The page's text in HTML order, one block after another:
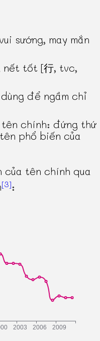
sướng, may mắn
nết tốt [行, tvc,
để ngầm chỉ
chính: đứng thứ
phổ biến của
tên chính qua
[3]: